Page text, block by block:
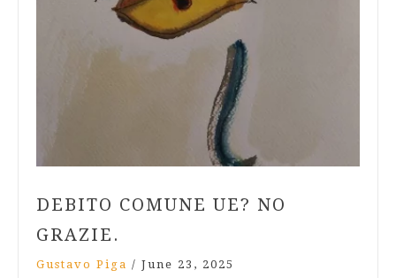
DEBITO COMUNE UE? NO
GRAZIE.
Gustavo Piga / June 23, 2025